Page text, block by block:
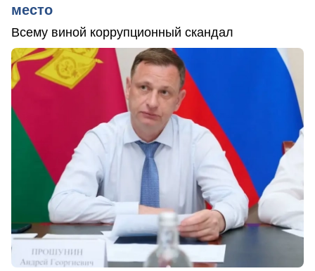
место
Всему виной коррупционный скандал